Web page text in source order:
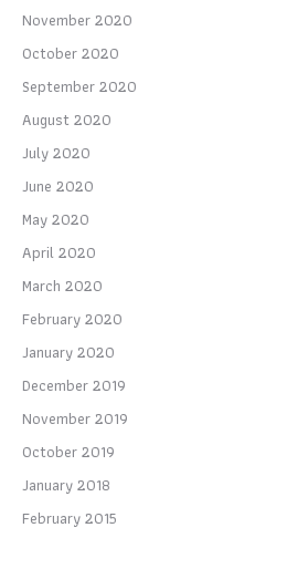
November 2020
October 2020
September 2020
August 2020
July 2020
June 2020
May 2020
April 2020
March 2020
February 2020
January 2020
December 2019
November 2019
October 2019
January 2018
February 2015